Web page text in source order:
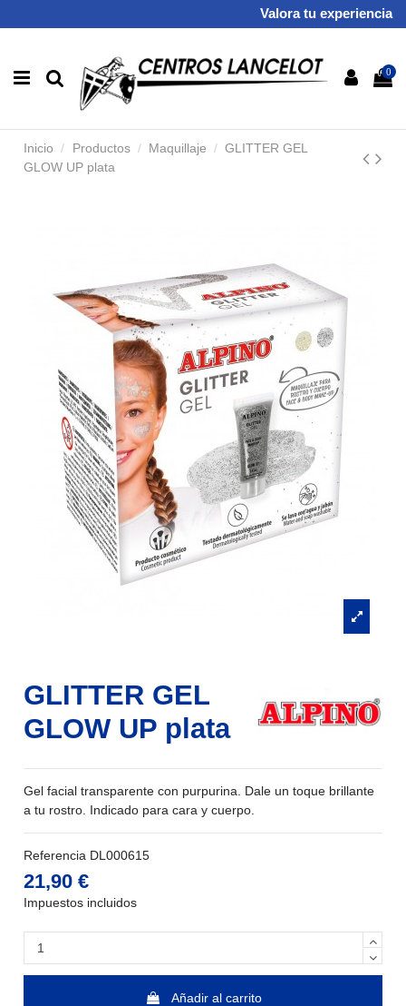
Valora tu experiencia
0
Inicio Productos Maquillaje
GLITTER GEL
GLOW UP plata
GLITTER GEL
GLOW UP plata
Gel facial transparente con purpurina. Dale un toque brillante
a tu rostro. Indicado para cara y cuerpo.
Referencia DL000615
21,90 €
Impuestos incluidos
Añadir al carrito